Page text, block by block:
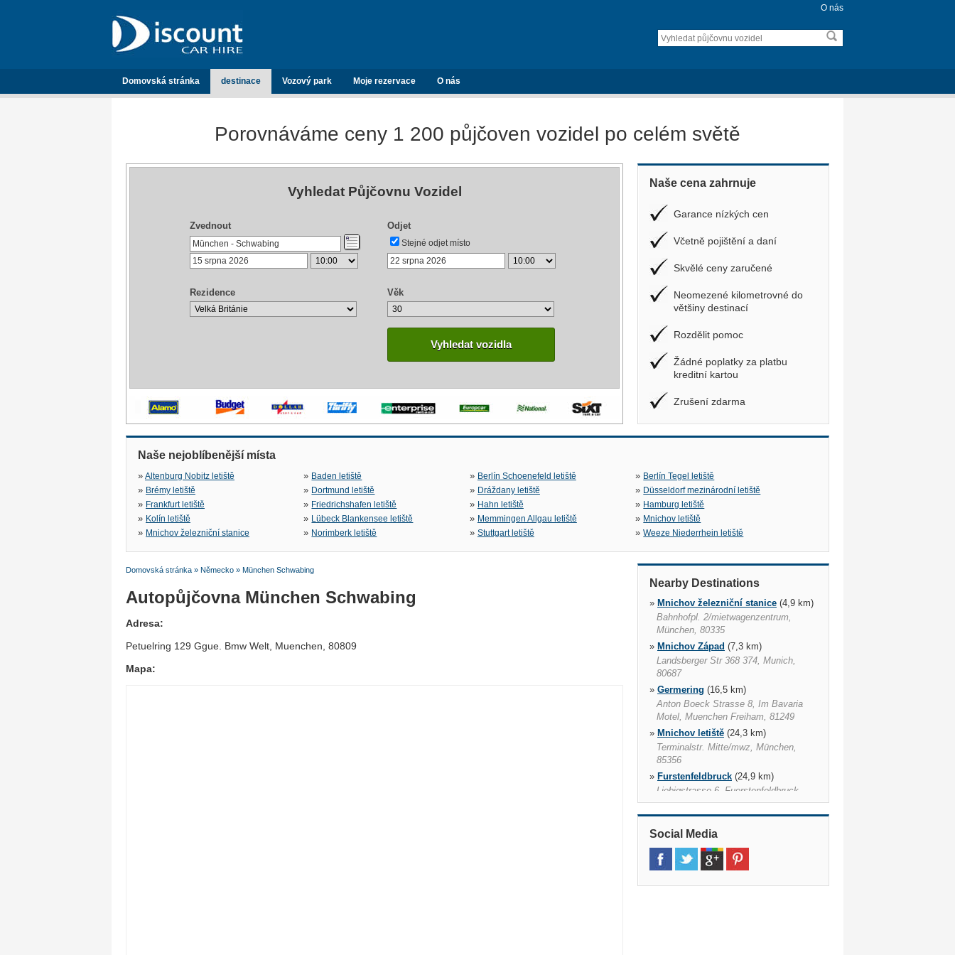
O nás
Domovská stránka destinace Vozový park Moje rezervace O nás
Porovnáváme ceny 1 200 půjčoven vozidel po celém světě
Vyhledat Půjčovnu Vozidel
Zvednout Odjet
Stejné odjet místo
Rezidence Věk
Vyhledat vozidla
Naše cena zahrnuje
Garance nízkých cen
Včetně pojištění a daní
Skvělé ceny zaručené
Neomezené kilometrovné do
většiny destinací
Rozdělit pomoc
Žádné poplatky za platbu
kreditní kartou
Zrušení zdarma
Naše nejoblíbenější místa
» Altenburg Nobitz letiště » Baden letiště » Berlín Schoenefeld letiště » Berlín Tegel letiště
» Brémy letiště » Dortmund letiště » Dráždany letiště » Düsseldorf mezinárodní letiště
» Frankfurt letiště » Friedrichshafen letiště » Hahn letiště » Hamburg letiště
» Kolín letiště » Lübeck Blankensee letiště » Memmingen Allgau letiště » Mnichov letiště
» Mnichov železniční stanice » Norimberk letiště » Stuttgart letiště »Weeze Niederrhein letiště
Domovská stránka » Německo » München Schwabing
Autopůjčovna München Schwabing
Adresa:
Petuelring 129 Ggue. Bmw Welt, Muenchen, 80809
Mapa:
Nearby Destinations
» Mnichov železniční stanice (4,9 km)
Bahnhofpl. 2/mietwagenzentrum,
München, 80335
» Mnichov Západ (7,3 km)
Landsberger Str 368 374, Munich,
80687
» Germering (16,5 km)
Anton Boeck Strasse 8, Im Bavaria
Motel, Muenchen Freiham, 81249
» Mnichov letiště (24,3 km)
Terminalstr. Mitte/mwz, München,
85356
» Furstenfeldbruck (24,9 km)
Liebigstrasse 6, Fuerstenfeldbruck,
82256
»Starnberg(28,3 km)
Enzianstrasse 2, Starnberg, 82319
»Grafing(31,5 km)
Muenchener Strasse 30, Muenchener
Social Media